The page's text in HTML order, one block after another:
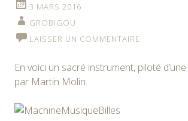
3 MARS 2016
GROBIGOU
LAISSER UN COMMENTAIRE
En voici un sacré instrument, piloté
par Martin Molin.